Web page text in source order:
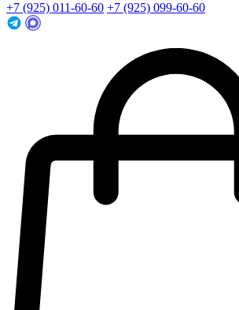
+7 (925) 011-60-60 +7 (925) 099-60-60